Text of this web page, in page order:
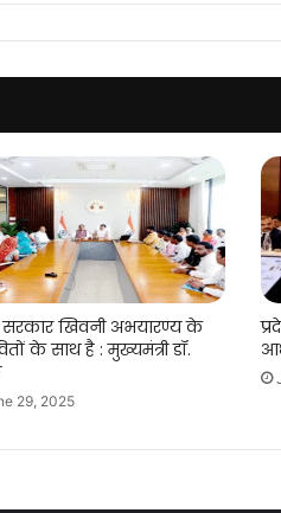
पर
पहुंचा
सरकार खिवनी अभयारण्य के
के साथ है : मुख्यमंत्री डॉ.
29, 2025